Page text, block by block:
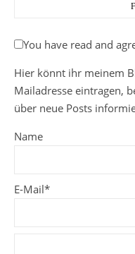
You have read and
Hier könnt ihr meinem
Mailadresse eintragen,
über neue Posts
Name
E-Mail*